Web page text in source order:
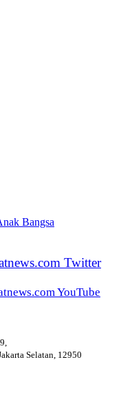
Twitter
YouTube
Selatan, 12950